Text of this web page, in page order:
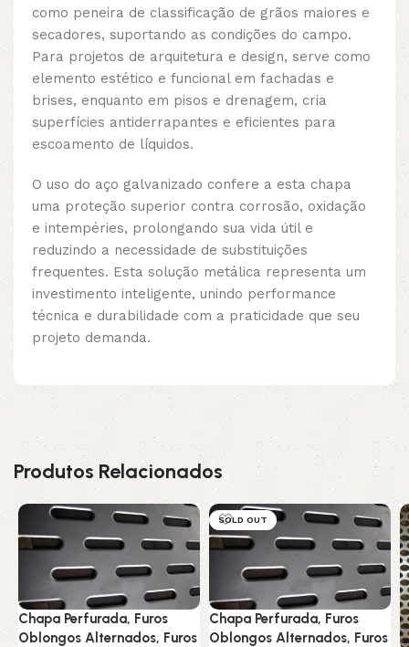
como peneira de classificação de grãos maiores e
secadores, suportando as condições do campo.
Para projetos de arquitetura e design, serve como
elemento estético e funcional em fachadas e
brises, enquanto em pisos e drenagem, cria
superfícies antiderrapantes e eficientes para
escoamento de líquidos.
O uso do aço galvanizado confere a esta chapa
uma proteção superior contra corrosão, oxidação
e intempéries, prolongando sua vida útil e
reduzindo a necessidade de substituições
frequentes. Esta solução metálica representa um
investimento inteligente, unindo performance
técnica e durabilidade com a praticidade que seu
projeto demanda.
Produtos Relacionados
Chapa Perfurada, Furos
Oblongos Alternados, Furos
SOLD OUT
Chapa Perfurada, Furos
Oblongos Alternados, Furos